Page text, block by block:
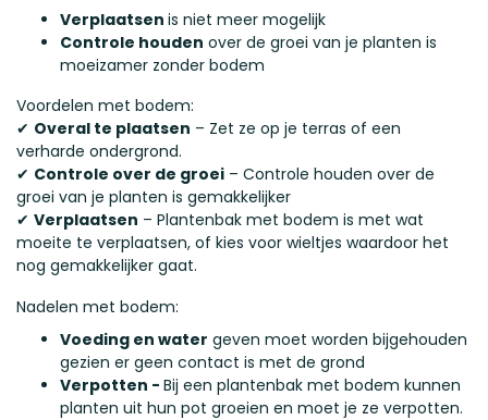
Verplaatsen is niet meer mogelijk
Controle houden over de groei van je planten is
moeizamer zonder bodem
Voordelen met bodem:
✔ Overal te plaatsen – Zet ze op je terras of een
verharde ondergrond.
✔ Controle over de groei – Controle houden over de
groei van je planten is gemakkelijker
✔ Verplaatsen – Plantenbak met bodem is met wat
moeite te verplaatsen, of kies voor wieltjes waardoor het
nog gemakkelijker gaat.
Nadelen met bodem:
Voeding en water geven moet worden bijgehouden
gezien er geen contact is met de grond
Verpotten - Bij een plantenbak met bodem kunnen
planten uit hun pot groeien en moet je ze verpotten.